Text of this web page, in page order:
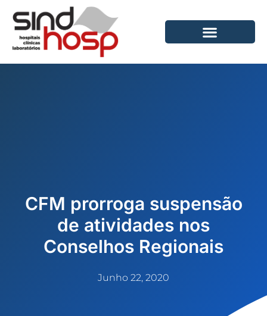
para
conteúdo
CFM prorroga suspensão
de atividades nos
Conselhos Regionais
Junho 22, 2020